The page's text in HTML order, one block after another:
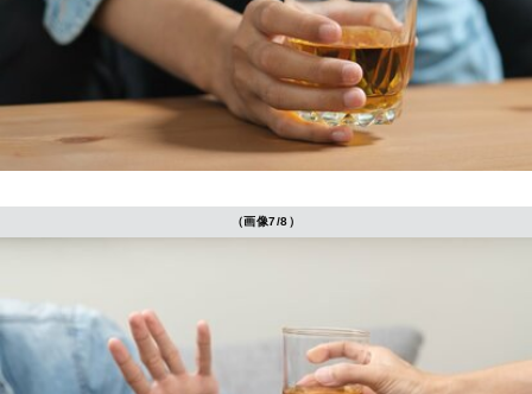
（画像7/8）